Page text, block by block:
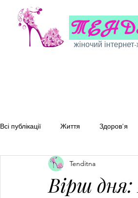
жіночий
Всі публікації Життя Здоров'я
Сімейні рецепти Перевірені
Вірш дня:
Tenditna